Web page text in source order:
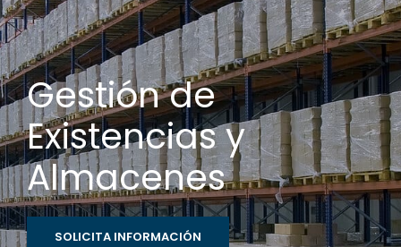
Gestión de
Existencias y
Almacenes
SOLICITA INFORMACIÓN